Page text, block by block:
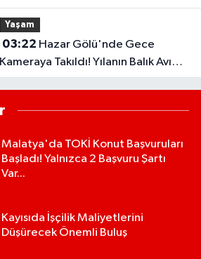
Yaşam
03:22
Kameraya Takıldı! Yılanın Balık Avı
Malatya'da TOKİ Konut Başvuruları
Başladı! Yalnızca 2 Başvuru Şartı
Var...
Kayısıda İşçilik Maliyetlerini
Düşürecek Önemli Buluş